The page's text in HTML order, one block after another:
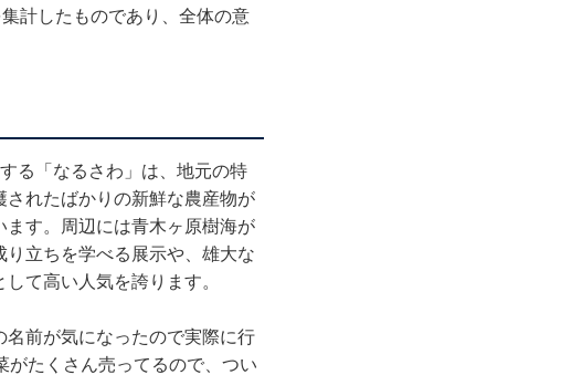
計したものであり、全体の意
る「なるさわ」は、地元の特
れたばかりの新鮮な農産物が
す。周辺には青木ヶ原樹海が
立ちを学べる展示や、雄大な
て高い人気を誇ります。
前が気になったので実際に行
がたくさん売ってるので、つい